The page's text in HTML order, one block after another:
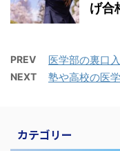
げ合
PREV 医学部の裏口
NEXT 塾や高校の医
カテゴリー